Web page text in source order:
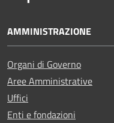
AMMINISTRAZIONE
Organi di Governo
Aree Amministrative
Uffici
Enti e fondazioni